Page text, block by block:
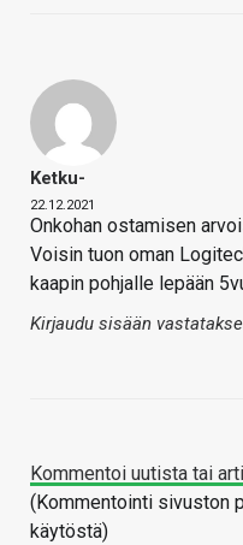
Ketku-
22.12.2021
Onkohan ostamisen
Voisin tuon oman
kaapin pohjalle lepään
Kirjaudu sisään
Kommentoi uutista tai
(Kommentointi sivuston
käytöstä)